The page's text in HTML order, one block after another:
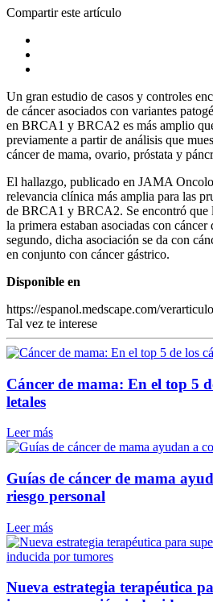
Compartir este artículo
Un gran estudio de casos y controles
de cáncer asociados con variantes
en BRCA1 y BRCA2 es más amplio
previamente a partir de análisis que
cáncer de mama, ovario, próstata y
El hallazgo, publicado en JAMA
relevancia clínica más amplia para las
de BRCA1 y BRCA2. Se encontró que
la primera estaban asociadas con
segundo, dicha asociación se da con
en conjunto con cáncer gástrico.
Disponible en
https://espanol.medscape.com/
Tal vez te interese
Cáncer de mama: En el top 5
letales
Leer más
Guías de cáncer de mama
riesgo personal
Leer más
Nueva estrategia terapéutica